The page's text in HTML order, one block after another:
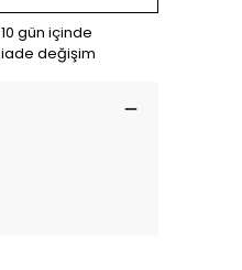
10 gün içinde
iade değişim